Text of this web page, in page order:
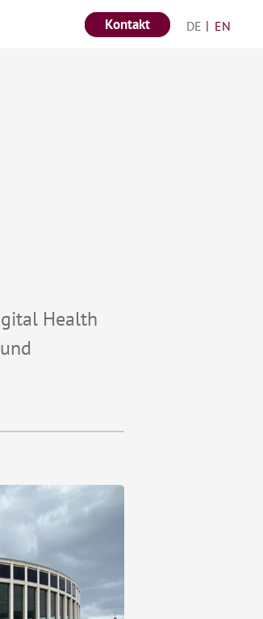
Kontakt Deutsch
Health